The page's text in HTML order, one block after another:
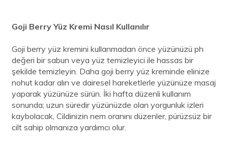
Goji Berry Yüz Kremi Nasıl Kullanılır
Goji berry yüz kremini kullanmadan önce yüzünüzü ph
değeri bir sabun veya yüz temizleyici ile hassas bir
şekilde temizleyin. Daha goji berry yüz kreminde elinize
nohut kadar alın ve dairesel hareketlerle yüzünüze masaj
yaparak yüzünüze sürün. İki hafta düzenli kullanım
sonunda; uzun süredir yüzünüzde olan yorgunluk izleri
kaybolacak, Cildinizin nem oranını düzenler, pürüzsüz bir
cilt sahip olmanıza yardımcı olur.